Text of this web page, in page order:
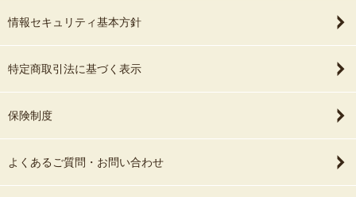
情報セキュリティ基本方針
特定商取引法に基づく表示
保険制度
よくあるご質問・お問い合わせ